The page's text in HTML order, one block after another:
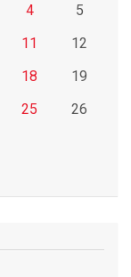
4
5
11
12
18
19
25
26